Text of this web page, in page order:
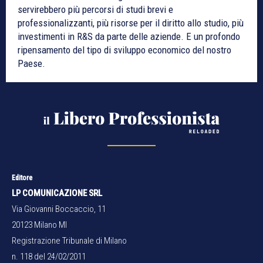
servirebbero più percorsi di studi brevi e
professionalizzanti, più risorse per il diritto allo studio, più
investimenti in R&S da parte delle aziende. E un profondo
ripensamento del tipo di sviluppo economico del nostro
Paese.
Editore
LP COMUNICAZIONE SRL
Via Giovanni Boccaccio, 11
20123 Milano MI
Registrazione Tribunale di Milano
n. 118 del 24/02/2011